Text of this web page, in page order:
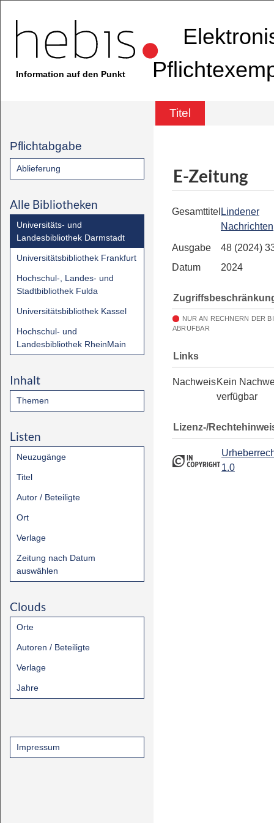
Information auf den Punkt
Titel
Pflichtabgabe
Ablieferung
Alle Bibliotheken
Universitäts- und
Landesbibliothek Darmstadt
Universitätsbibliothek Frankfurt
Hochschul-, Landes- und
Stadtbibliothek Fulda
Universitätsbibliothek Kassel
Hochschul- und
Landesbibliothek RheinMain
Inhalt
Themen
Listen
Neuzugänge
Titel
Autor / Beteiligte
Ort
Verlage
Zeitung nach Datum
auswählen
Clouds
Orte
Autoren / Beteiligte
Verlage
Jahre
Impressum
E-Zeitung
Gesamttitel Lindener
Nachrichten
Ausgabe
48 (2024)
Datum
2024
NUR AN RECHNERN DER
ABRUFBAR
Links
NachweisKein
verfügbar
Lizenz-/
1.0